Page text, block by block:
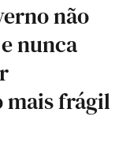
não
nunca
mais frágil